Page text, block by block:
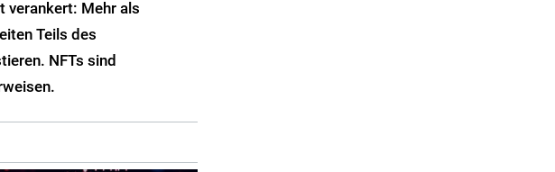
verankert: Mehr als
Teils des
NFTs sind